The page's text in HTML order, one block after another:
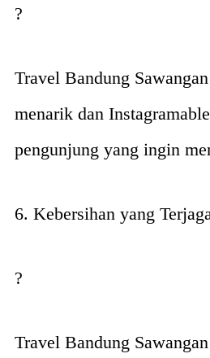
?
Travel Bandung
menarik dan
pengunjung yang ingin
6. Kebersihan yang
?
Travel Bandung